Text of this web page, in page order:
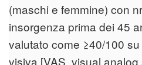
(maschi e femmine) con
insorgenza prima dei 45
valutato come ≥40/100
visiva [VAS, visual